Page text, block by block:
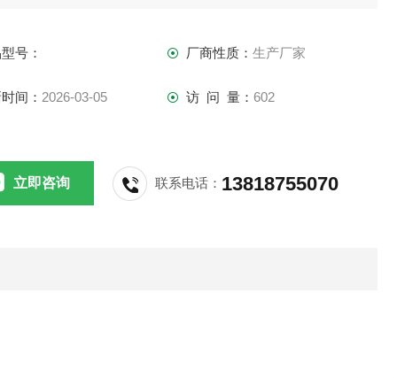
号：
厂商性质： 生产厂家
间： 2026-03-05 访 问 量： 602
立即咨询 联系电话： 13818755070